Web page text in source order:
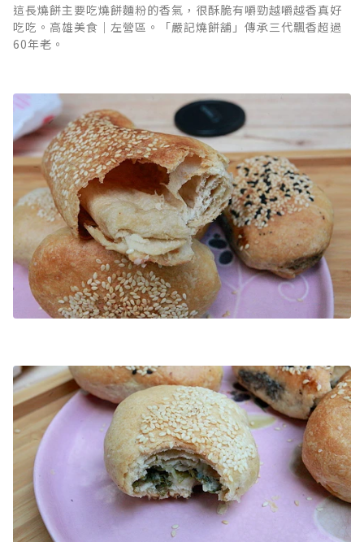
這長燒餅主要吃燒餅麵粉的香氣，很酥脆有嚼勁越嚼越香真好
吃吃。高雄美食｜左營區。「嚴記燒餅舖」傳承三代飄香超過
60年老。